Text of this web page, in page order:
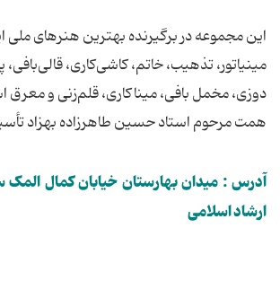
این مجموعه در برگیرنده بهترین هنرهای ملی
مینیاتور، تذهیب‌، خاتم‌، كاشی‌كاری‌، قالی‌بافی‌،
دوزی، مخمل ‌بافی‌، میناكاری‌، قلم‌زنی و معرق
همت مرحوم استاد حسین طاهرزاده بهزاد
آدرس : میدان بهارستان خیابان کمال
ارشاد اسلامی